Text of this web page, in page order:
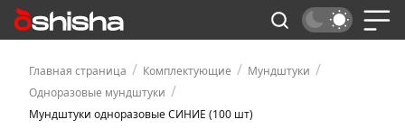
Главная страница / Комплектующие / Мундштуки /
Одноразовые мундштуки /
Мундштуки одноразовые СИНИЕ (100 шт)